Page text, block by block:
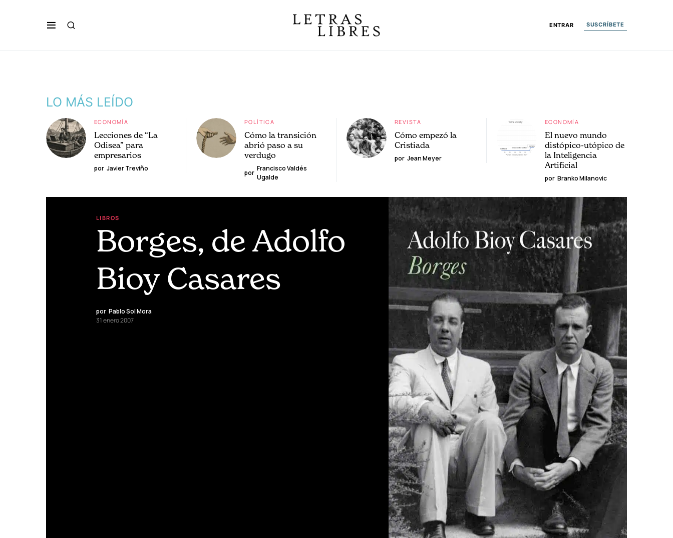
ENTRAR SUSCRÍBETE
LO MÁS LEÍDO
ECONOMÍA
Lecciones de “La
Odisea” para
empresarios
por Javier Treviño
POLÍTICA
Cómo la transición
abrió paso a su
verdugo
por
Francisco Valdés
Ugalde
REVISTA
Cómo empezó la
Cristiada
por Jean Meyer
ECONOMÍA
El nuevo mundo
distópico-utópico de
la Inteligencia
Artificial
por Branko Milanovic
LIBROS
Borges, de Adolfo
Bioy Casares
por Pablo Sol Mora
31 enero 2007